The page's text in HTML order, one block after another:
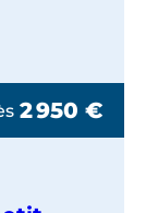
2 950 €